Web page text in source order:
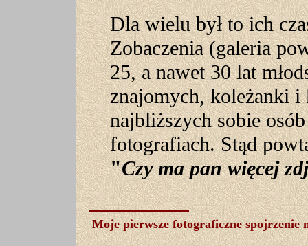
Dla wielu był to ich
Zobaczenia(galeria
25, a nawet 30 lat
znajomych, koleżanki i
najbliższych sobie
fotografiach. Stąd
"Czy ma pan więcej
Moje pierwsze fotograficzne spojrzenie